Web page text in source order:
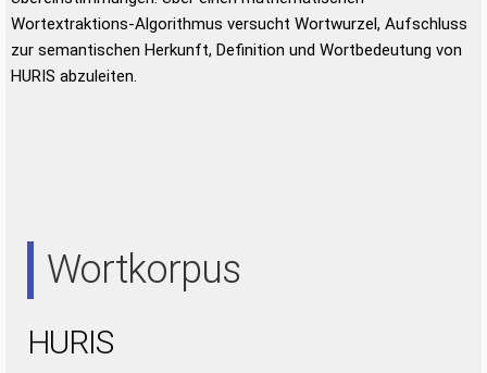
Wortextraktions-Algorithmus versucht Wortwurzel, Aufschluss
zur semantischen Herkunft, Definition und Wortbedeutung von
HURIS abzuleiten.
Wortkorpus
HURIS